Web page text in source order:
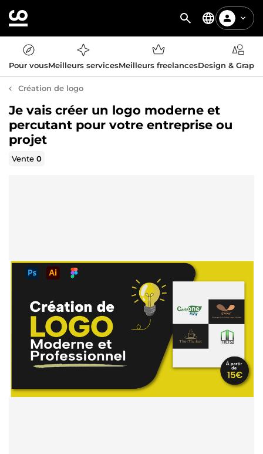
Pour vousMeilleurs servicesMeilleurs freelancesDesign &
Création de logo
Je vais créer un logo moderne et
percutant pour votre entreprise ou
projet
Vente0